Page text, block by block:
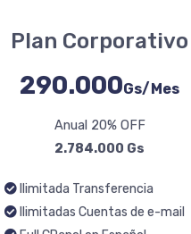
Plan Corporativo
290.000Gs/Mes
Anual 20% OFF
2.784.000 Gs
Ilimitada Transferencia
Ilimitadas Cuentas de e-mail